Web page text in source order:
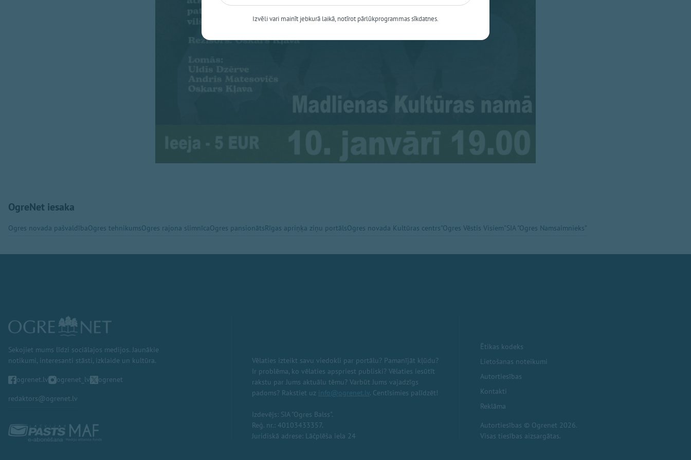
OgreNet iesaka
Ogres novada pašvaldībaOgres tehnikumsOgres rajona slimnīcaOgres pansionātsRīgas apriņķa ziņu portālsOgres novada Kultūras centrs"Ogres Vēstis Visiem"SIA "Ogres Namsaimnieks"
Sekojiet mums līdzi sociālajos medijos. Jaunākie
notikumi, interesanti stāsti, izklaide un kultūra.
ogrenet.lv ogrenet_lv ogrenet
redaktors@ogrenet.lv
Vēlaties izteikt savu viedokli par portālu? Pamanījāt kļūdu?
Ir problēma, ko vēlaties apspriest publiski? Vēlaties iesūtīt
rakstu par Jums aktuālu tēmu? Varbūt Jums vajadzīgs
padoms? Rakstiet uz info@ogrenet.lv. Centīsimies palīdzēt!
Izdevējs: SIA "Ogres Balss".
Reģ. nr.: 40103433357.
Juridiskā adrese: Lāčplēša iela 24
Ētikas kodeks
Lietošanas noteikumi
Autortiesības
Kontakti
Reklāma
Autortiesības © Ogrenet 2026.
Visas tiesības aizsargātas.
Izvēli vari mainīt jebkurā laikā, notīrot pārlūkprogrammas sīkdatnes.